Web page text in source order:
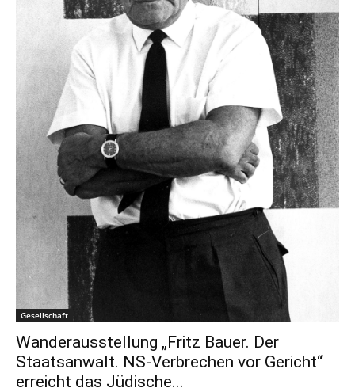
Gesellschaft
Wanderausstellung „Fritz Bauer. Der
Staatsanwalt. NS-Verbrechen vor Gericht“
erreicht das Jüdische...